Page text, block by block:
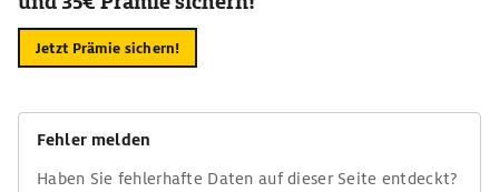
Jetzt Prämie sichern!
Fehler melden
Haben Sie fehlerhafte Daten auf dieser Seite entdeckt?